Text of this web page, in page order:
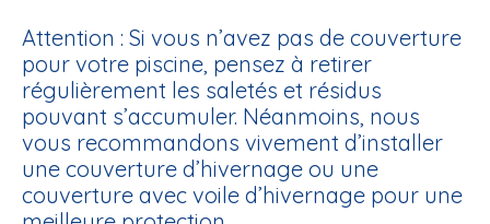
Attention : Si vous n’avez pas de couverture
pour votre piscine, pensez à retirer
régulièrement les saletés et résidus
pouvant s’accumuler. Néanmoins, nous
vous recommandons vivement d’installer
une couverture d’hivernage ou une
couverture avec voile d’hivernage pour une